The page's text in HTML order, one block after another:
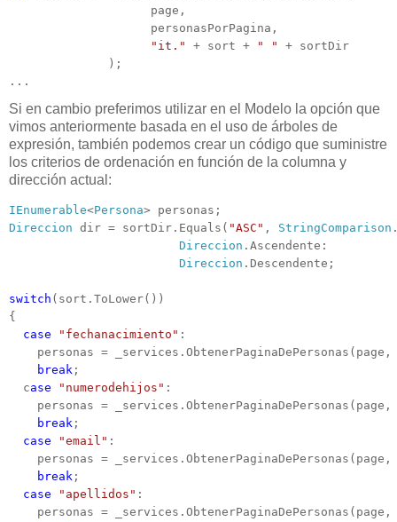
                    page,
                    personasPorPagina,
"it."
+ sort + " "
+ sortDir
              );
...
Si en cambio preferimos utilizar en el Modelo la opción que
vimos anteriormente basada en el uso de árboles de
expresión, también podemos crear un código que suministre
los criterios de ordenación en función de la columna y
dirección actual:
IEnumerable<Persona
Direccion dir = sortDir.Equals( "ASC" , StringComparison
Direccion .Ascendente:
Direccion .Descendente;
switch (sort.ToLower())
{
case
"fechanacimiento" :
personas =
break ;
case "numerodehijos" :
personas =
break ;
case
"email" :
personas =
break ;
case
"apellidos" :
personas =